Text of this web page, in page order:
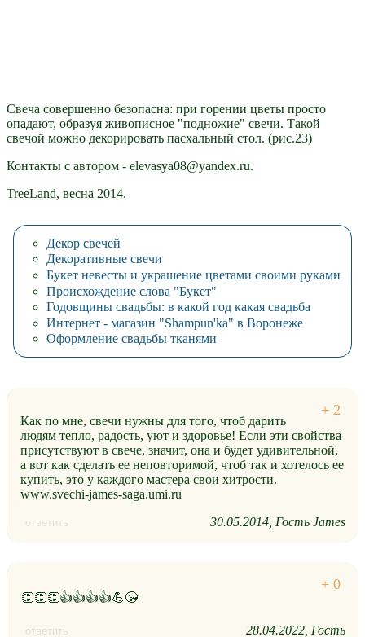
Свеча совершенно безопасна: при горении цветы просто
опадают, образуя живописное "подножие" свечи. Такой
свечой можно декорировать пасхальный стол. (рис.23)
Контакты с автором - elevasya08@yandex.ru.
TreeLand, весна 2014.
Декор свечей
Декоративные свечи
Букет невесты и украшение цветами своими руками
Происхождение слова "Букет"
Годовщины свадьбы: в какой год какая свадьба
Интернет - магазин "Shampun'ka" в Воронеже
Оформление свадьбы тканями
Как по мне, свечи нужны для того, чтоб дарить
людям тепло, радость, уют и здоровье! Если эти свойства
присутствуют в свече, значит, она и будет удивительной,
а вот как сделать ее неповторимой, чтоб так и хотелось ее
купить, это у каждого мастера свои хитрости.
www.svechi-james-saga.umi.ru
ответить 30.05.2014 Гость James
👏👏👏👍👍👍👍💪😘
ответить 28.04.2022 Гость